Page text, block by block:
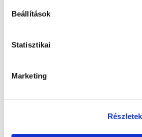
Beállítások
Statisztikai
Marketing